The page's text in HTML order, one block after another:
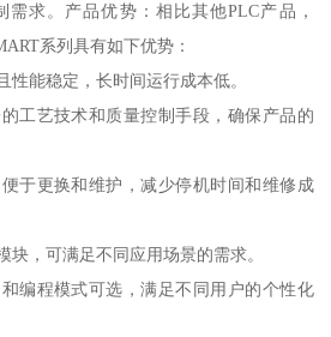
求。产品优势：相比其他PLC产品，
系列具有如下优势：
性能稳定，长时间运行成本低。
工艺技术和质量控制手段，确保产品的
于更换和维护，减少停机时间和维修成
块，可满足不同应用场景的需求。
编程模式可选，满足不同用户的个性化